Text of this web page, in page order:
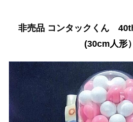
非売品 コンタックくん
(30cm人形）